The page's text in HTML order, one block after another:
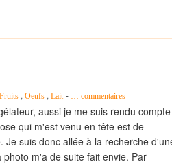
Fruits , Oeufs , Lait - … commentaires
aussi je me suis rendu compte
qui m'est venu en tête est de
suis donc allée à la recherche
m'a de suite fait envie. Par